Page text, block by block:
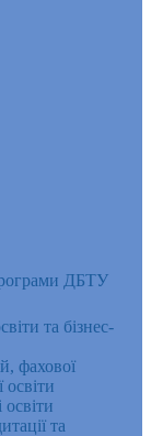
ДБТУ
та бізнес-
фахової
освіти
та